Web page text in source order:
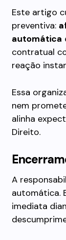
Este artigo
preventiva:
automática
contratual
reação
Essa
nem
alinha
Direito.
A
automática.
imediata